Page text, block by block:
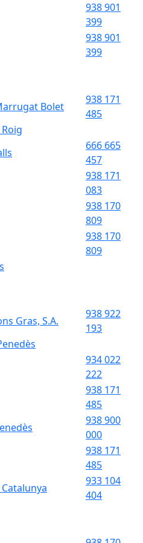
938 901
399
938 901
399
Bolet
938 171
485
666 665
457
938 171
083
938 170
809
938 170
809
Gras, S.A.
938 922
193
934 022
222
938 171
485
938 900
000
938 171
485
933 104
404